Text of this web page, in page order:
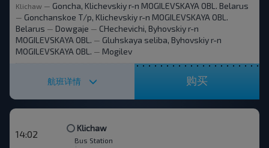
Klichaw — Goncha, Klichevskiy r-n MOGILEVSKAYA OBL. Belarus
— Gonchanskoe T/p, Klichevskiy r-n MOGILEVSKAYA OBL.
Belarus — Dowgaje — CHechevichi, Byhovskiy r-n
MOGILEVSKAYA OBL. — Gluhskaya seliba, Byhovskiy r-n
MOGILEVSKAYA OBL. — Mogilev
航班详情 购买
14:02
Klichaw
Bus Station